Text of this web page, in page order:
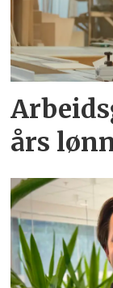
års